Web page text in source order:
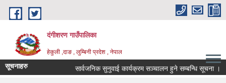
Skip to main content
दंगीशरण गाउँपालिका
हेकुली ,दाङ , लुम्बिनी प्रदेश , नेपाल
सूचनाहरु सार्वजनिक सुनुवाई कार्यक्रम सञ्चालन हुने सम्बन्धि सूचना ।